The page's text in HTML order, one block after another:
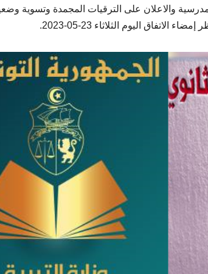
منحة العودة المدرسية والاعلان على الترقيات المجمدة
اليوم الثلاثاء 23-05-2023.